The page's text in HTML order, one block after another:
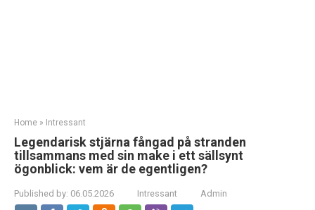
Home » Intressant
Legendarisk stjärna fångad på stranden
tillsammans med sin make i ett sällsynt
ögonblick: vem är de egentligen?
Published by: 06.05.2026 Intressant Admin